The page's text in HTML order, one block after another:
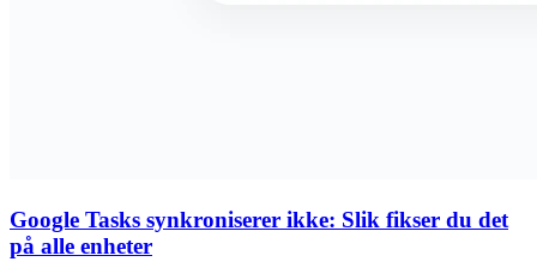
Google Tasks synkroniserer ikke: Slik fikser du det
på alle enheter